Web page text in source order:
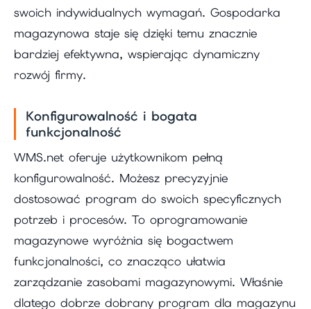
swoich indywidualnych wymagań. Gospodarka
magazynowa staje się dzięki temu znacznie
bardziej efektywna, wspierając dynamiczny
rozwój firmy.
Konfigurowalność i bogata
funkcjonalność
WMS.net oferuje użytkownikom pełną
konfigurowalność. Możesz precyzyjnie
dostosować program do swoich specyficznych
potrzeb i procesów. To oprogramowanie
magazynowe wyróżnia się bogactwem
funkcjonalności, co znacząco ułatwia
zarządzanie zasobami magazynowymi. Właśnie
dlatego dobrze dobrany program dla magazynu